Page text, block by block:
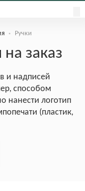
Ручки
заказ
и надписей
способом
нанести логотип
(пластик,